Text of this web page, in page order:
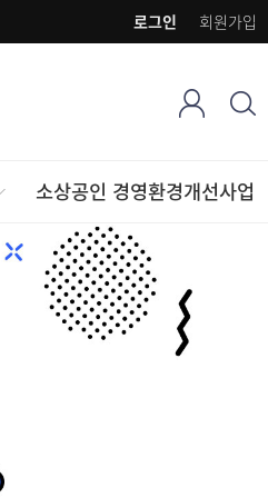
회원가입
로그인
소상공인 경영환경개선사업